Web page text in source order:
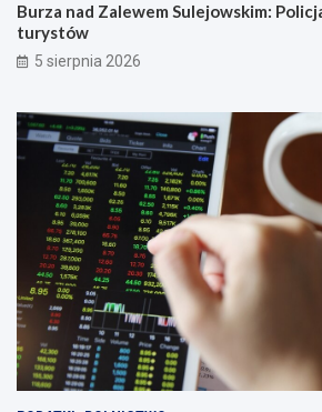
Burza nad Zalewem Sulejowskim:
turystów
5 sierpnia 2026